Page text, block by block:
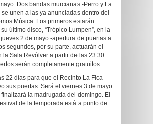
Dos bandas murcianas -Perro y La
unen a las ya anunciadas dentro del
Música. Los primeros estarán
último disco, “Trópico Lumpen”, en la
2 de mayo -apertura de puertas a
segundos, por su parte, actuarán el
la Sala Revólver a partir de las 23:30.
serán completamente gratuitos.
22 días para que el Recinto La Fica
sus puertas. Será el viernes 3 de mayo
la madrugada del domingo. El
de la temporada está a punto de